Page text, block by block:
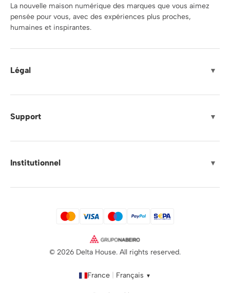
La nouvelle maison numérique des marques que vous aimez
pensée pour vous, avec des expériences plus proches,
humaines et inspirantes.
Légal ▼
Support ▼
Institutionnel ▼
© 2026 Delta House. All rights reserved.
France Français ▼